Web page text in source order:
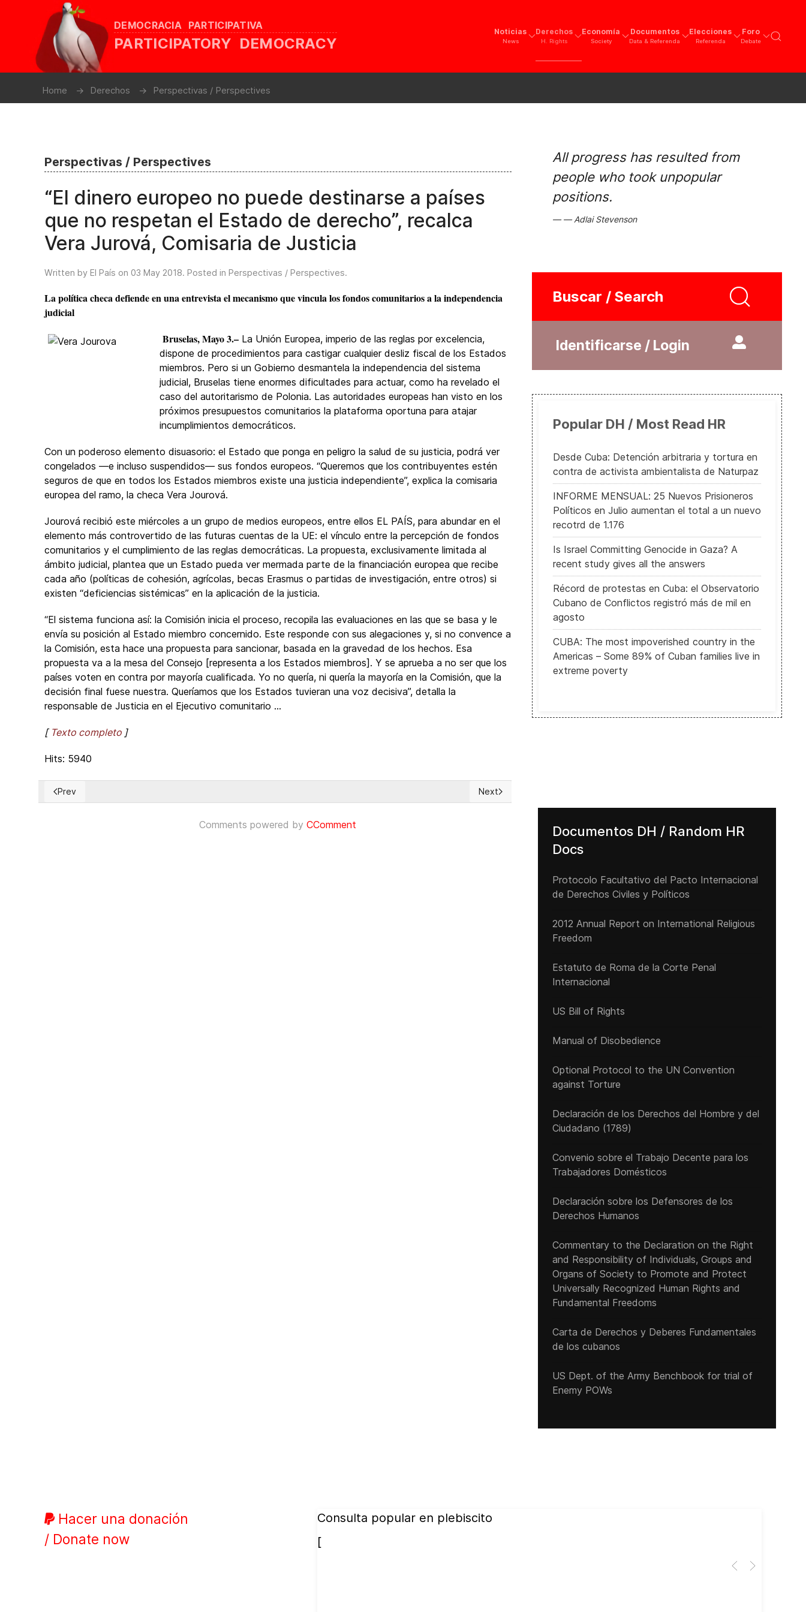
DEMOCRACIA PARTICIPATIVA
PARTICIPATORY DEMOCRACY
Noticias
News
Derechos
H. Rights
Economía
Society
Documentos
Data & Referenda
Elecciones
Referenda
Foro
Debate
Home Derechos Perspectivas / Perspectives
Perspectivas / Perspectives
“El dinero europeo no puede destinarse a países
que no respetan el Estado de derecho”, recalca
Vera Jurová, Comisaria de Justicia
Written by El País on 03 May 2018. Posted in Perspectivas / Perspectives.
La política checa defiende en una entrevista el mecanismo que vincula los fondos comunitarios a la independencia
judicial
Bruselas, Mayo 3.– La Unión Europea, imperio de las reglas por excelencia,
dispone de procedimientos para castigar cualquier desliz fiscal de los Estados
miembros. Pero si un Gobierno desmantela la independencia del sistema
judicial, Bruselas tiene enormes dificultades para actuar, como ha revelado el
caso del autoritarismo de Polonia. Las autoridades europeas han visto en los
próximos presupuestos comunitarios la plataforma oportuna para atajar
incumplimientos democráticos.
Con un poderoso elemento disuasorio: el Estado que ponga en peligro la salud de su justicia, podrá ver
congelados —e incluso suspendidos— sus fondos europeos. “Queremos que los contribuyentes estén
seguros de que en todos los Estados miembros existe una justicia independiente”, explica la comisaria
europea del ramo, la checa Vera Jourová.
Jourová recibió este miércoles a un grupo de medios europeos, entre ellos EL PAÍS, para abundar en el
elemento más controvertido de las futuras cuentas de la UE: el vínculo entre la percepción de fondos
comunitarios y el cumplimiento de las reglas democráticas. La propuesta, exclusivamente limitada al
ámbito judicial, plantea que un Estado pueda ver mermada parte de la financiación europea que recibe
cada año (políticas de cohesión, agrícolas, becas Erasmus o partidas de investigación, entre otros) si
existen “deficiencias sistémicas” en la aplicación de la justicia.
“El sistema funciona así: la Comisión inicia el proceso, recopila las evaluaciones en las que se basa y le
envía su posición al Estado miembro concernido. Este responde con sus alegaciones y, si no convence a
la Comisión, esta hace una propuesta para sancionar, basada en la gravedad de los hechos. Esa
propuesta va a la mesa del Consejo [representa a los Estados miembros]. Y se aprueba a no ser que los
países voten en contra por mayoría cualificada. Yo no quería, ni quería la mayoría en la Comisión, que la
decisión final fuese nuestra. Queríamos que los Estados tuvieran una voz decisiva”, detalla la
responsable de Justicia en el Ejecutivo comunitario ...
[ Texto completo ]
Hits: 5940
Previous article: ¿Qué puede hacerse para que Cuba marche de regreso a la Democracia?
Prev Next article: Francia analiza sus fantasmas antisemitas
Next
Comments powered byCComment
All progress has resulted from
people who took unpopular
positions.
Adlai Stevenson
Buscar / Search
Identificarse / Login
Popular DH / Most Read HR
Desde Cuba: Detención arbitraria y tortura en
contra de activista ambientalista de Naturpaz
INFORME MENSUAL: 25 Nuevos Prisioneros
Políticos en Julio aumentan el total a un nuevo
recotrd de 1.176
Is Israel Committing Genocide in Gaza? A
recent study gives all the answers
Récord de protestas en Cuba: el Observatorio
Cubano de Conflictos registró más de mil en
agosto
CUBA: The most impoverished country in the
Americas – Some 89% of Cuban families live in
extreme poverty
Documentos DH / Random HR
Docs
Protocolo Facultativo del Pacto Internacional
de Derechos Civiles y Políticos
2012 Annual Report on International Religious
Freedom
Estatuto de Roma de la Corte Penal
Internacional
US Bill of Rights
Manual of Disobedience
Optional Protocol to the UN Convention
against Torture
Declaración de los Derechos del Hombre y del
Ciudadano (1789)
Convenio sobre el Trabajo Decente para los
Trabajadores Domésticos
Declaración sobre los Defensores de los
Derechos Humanos
Commentary to the Declaration on the Right
and Responsibility of Individuals, Groups and
Organs of Society to Promote and Protect
Universally Recognized Human Rights and
Fundamental Freedoms
Carta de Derechos y Deberes Fundamentales
de los cubanos
US Dept. of the Army Benchbook for trial of
Enemy POWs
Hacer una donación
/ Donate now
Consulta popular en plebiscito
[